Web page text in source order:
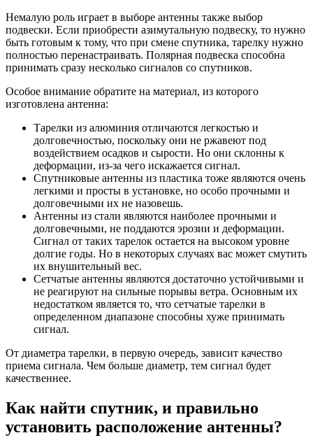
Немалую роль играет в выборе антенны также выбор
подвески. Если приобрести азимутальную подвеску, то нужно
быть готовым к тому, что при смене спутника, тарелку нужно
полностью перенастраивать. Полярная подвеска способна
принимать сразу несколько сигналов со спутников.
Особое внимание обратите на материал, из которого
изготовлена антенна:
Тарелки из алюминия отличаются легкостью и
долговечностью, поскольку они не ржавеют под
воздействием осадков и сырости. Но они склонны к
деформации, из-за чего искажается сигнал.
Спутниковые антенны из пластика тоже являются очень
легкими и просты в установке, но особо прочными и
долговечными их не назовешь.
Антенны из стали являются наиболее прочными и
долговечными, не поддаются эрозии и деформации.
Сигнал от таких тарелок остается на высоком уровне
долгие годы. Но в некоторых случаях вас может смутить
их внушительный вес.
Сетчатые антенны являются достаточно устойчивыми и
не реагируют на сильные порывы ветра. Основным их
недостатком является то, что сетчатые тарелки в
определенном диапазоне способны хуже принимать
сигнал.
От диаметра тарелки, в первую очередь, зависит качество
приема сигнала. Чем больше диаметр, тем сигнал будет
качественнее.
Как найти спутник, и правильно
установить расположение антенны?